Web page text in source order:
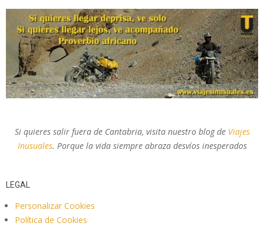
Si quieres salir fuera de Cantabria, visita nuestro blog de Viajes
Inusuales. Porque la vida siempre abraza desvíos inesperados
LEGAL
Personalizar Cookies
Política de Cookies